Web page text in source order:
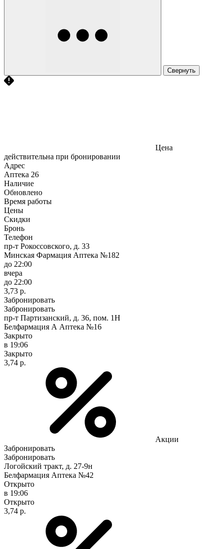
Свернуть
Цена
действительна при бронировании
Адрес
Аптека 26
Наличие
Обновлено
Время работы
Цены
Скидки
Бронь
Телефон
пр-т Рокоссовского, д. 33
Минская Фармация Аптека №182
до 22:00
вчера
до 22:00
3,73 р.
Забронировать
Забронировать
пр-т Партизанский, д. 36, пом. 1Н
Белфармация А Аптека №16
Закрыто
в 19:06
Закрыто
3,74 р.
Акции
Забронировать
Забронировать
Логойский тракт, д. 27-9н
Белфармация Аптека №42
Открыто
в 19:06
Открыто
3,74 р.